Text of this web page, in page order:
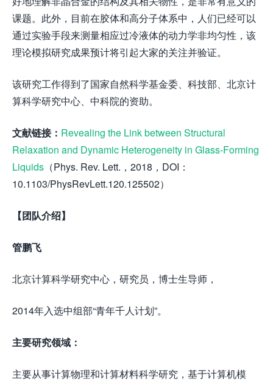
课题。此外，目前在胶体和高分子体系中，人们已经可以
通过实验手段来测量相应过冷液体的动力学非均匀性，该
理论模拟研究成果预计将引起大家的关注并验证。
该研究工作得到了国家自然科学基金委、科技部、北京计
算科学研究中心、中科院的资助。
文献链接： Revealing the Link between Structural
Relaxation and Dynamic Heterogeneity in Glass-Forming
Liquids （Phys. Rev. Lett.，2018，DOI：
10.1103/PhysRevLett.120.125502）
【团队介绍】
管鹏飞
北京计算科学研究中心，研究员，博士生导师，
2014年入选中组部“青年千人计划”。
主要研究领域：
主要从事计算物理和计算材料科学研究，基于计算机模